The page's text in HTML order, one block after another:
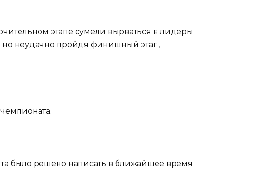
этапе сумели вырваться в лидеры
но неудачно пройдя финишный этап,
было решено написать в ближайшее время